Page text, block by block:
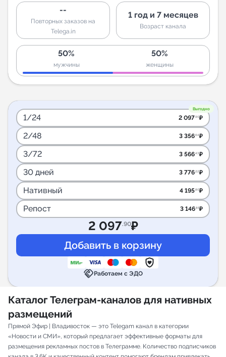
--
Повторных заказов на
Telega.in
1 год и 7 месяцев
Возраст канала
50%
мужчины
50%
женщины
Выгодно
1/24 2 097.90₽
2/48 3 356.64₽
3/72 3 566.43₽
30 дней 3 776.22₽
Нативный 4 195.80₽
Репост 3 146.85₽
2 097.90₽
handshakeРаботаем с ЭДО
Каталог Телеграм-каналов для нативных
размещений
Прямой Эфир | Владивосток — это Telegam канал в категории
«Новости и СМИ», который предлагает эффективные форматы для
размещения рекламных постов в Телеграмме. Количество подписчиков